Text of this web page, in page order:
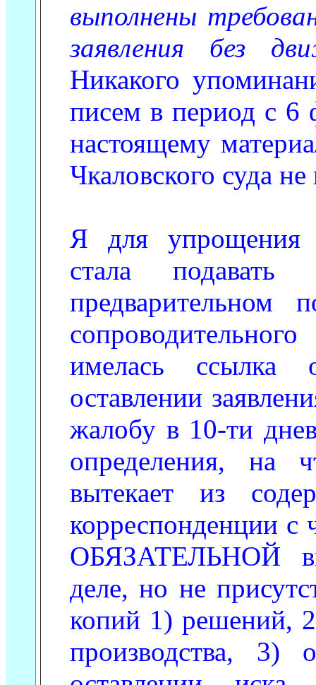
выполнены
заявления без
Никакого
писем в период с 6
настоящему
Чкаловского суда
Я для упрощения
стала
предварительном
имелась ссылка
оставлении
жалобу в 10-ти
определения, на
вытекает из
корреспонденции
ОБЯЗАТЕЛЬНОЙ
деле, но не
копий 1) решений,
производства,